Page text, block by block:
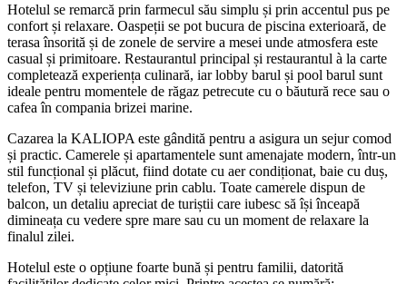
Hotelul se remarcă prin farmecul său simplu și prin accentul pus pe
confort și relaxare. Oaspeții se pot bucura de piscina exterioară, de
terasa însorită și de zonele de servire a mesei unde atmosfera este
casual și primitoare. Restaurantul principal și restaurantul à la carte
completează experiența culinară, iar lobby barul și pool barul sunt
ideale pentru momentele de răgaz petrecute cu o băutură rece sau o
cafea în compania brizei marine.
Cazarea la KALIOPA este gândită pentru a asigura un sejur comod
și practic. Camerele și apartamentele sunt amenajate modern, într-un
stil funcțional și plăcut, fiind dotate cu aer condiționat, baie cu duș,
telefon, TV și televiziune prin cablu. Toate camerele dispun de
balcon, un detaliu apreciat de turiștii care iubesc să își înceapă
dimineața cu vedere spre mare sau cu un moment de relaxare la
finalul zilei.
Hotelul este o opțiune foarte bună și pentru familii, datorită